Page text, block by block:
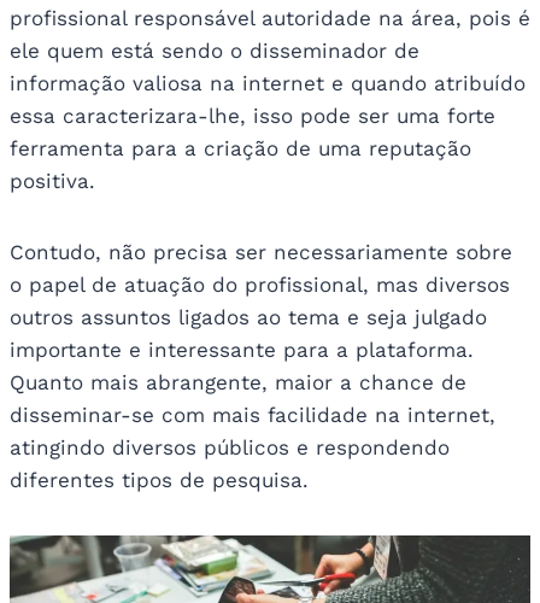
profissional responsável autoridade na área, pois é
ele quem está sendo o disseminador de
informação valiosa na internet e quando atribuído
essa caracterizara-lhe, isso pode ser uma forte
ferramenta para a criação de uma reputação
positiva.
Contudo, não precisa ser necessariamente sobre
o papel de atuação do profissional, mas diversos
outros assuntos ligados ao tema e seja julgado
importante e interessante para a plataforma.
Quanto mais abrangente, maior a chance de
disseminar-se com mais facilidade na internet,
atingindo diversos públicos e respondendo
diferentes tipos de pesquisa.